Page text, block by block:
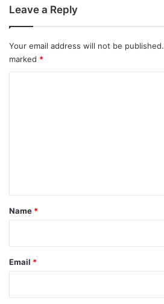
Leave a Reply
Your email address will not be published.
marked *
*
Name *
Email *